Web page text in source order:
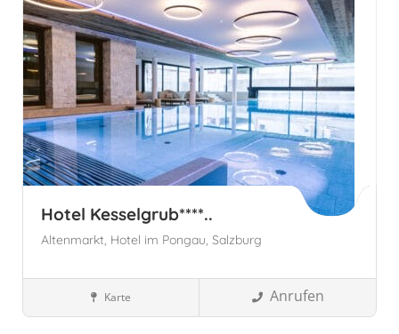
Hotel Kesselgrub****..
Altenmarkt, Hotel im Pongau, Salzburg
Familienhotels Salzburg, Österreich
Karte Anrufen